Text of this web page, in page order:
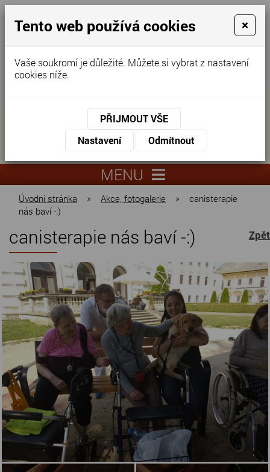
prohlídka
KONTAKTUJTE NÁS
KONTAKTUJTE NÁS
551
lysa.cz
MENU
Úvodní stránka » Akce, fotogalerie »
canisterapie
nás baví -:)
canisterapie nás baví -:) Zpět
Tento web používá cookies ×
Vaše soukromí je důležité. Můžete si vybrat z nastavení
cookies níže.
PŘIJMOUT VŠE
Nastavení
Odmítnout